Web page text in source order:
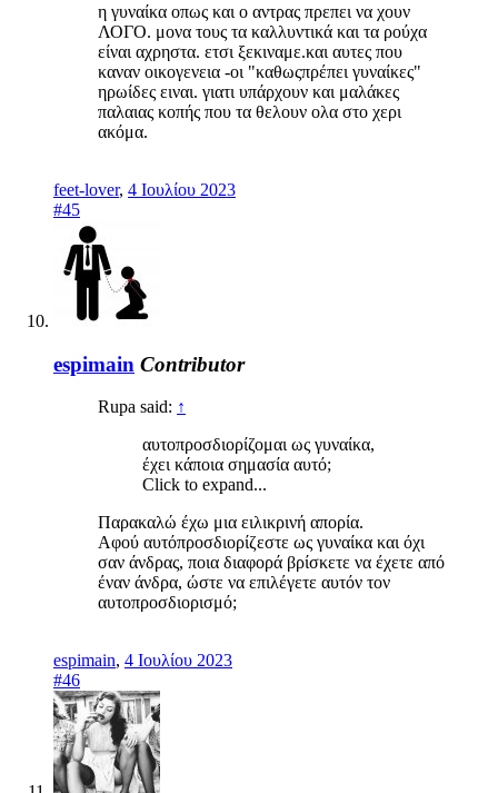
η γυναίκα οπως και ο αντρας πρεπει να χουν
ΛΟΓΟ. μονα τους τα καλλυντικά και τα ρούχα
είναι αχρηστα. ετσι ξεκιναμε.και αυτες που
καναν οικογενεια -οι "καθωςπρέπει γυναίκες"
ηρωίδες ειναι. γιατι υπάρχουν και μαλάκες
παλαιας κοπής που τα θελουν ολα στο χερι
ακόμα.
feet-lover, 4 Ιουλίου 2023
#45
espimain Contributor
Rupa said: ↑
αυτοπροσδιορίζομαι ως γυναίκα,
έχει κάποια σημασία αυτό;
Click to expand...
Παρακαλώ έχω μια ειλικρινή απορία.
Αφού αυτόπροσδιορίζεστε ως γυναίκα και όχι
σαν άνδρας, ποια διαφορά βρίσκετε να έχετε από
έναν άνδρα, ώστε να επιλέγετε αυτόν τον
αυτοπροσδιορισμό;
espimain, 4 Ιουλίου 2023
#46